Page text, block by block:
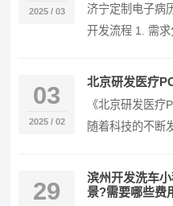
2025 / 03
济宁定制电子病
开发流程 1. 需
03
2025 / 02
北京研发医疗
《北京研发医疗
随着科技的不断
众多…
29
滨州开发洗车
景?需要哪些费